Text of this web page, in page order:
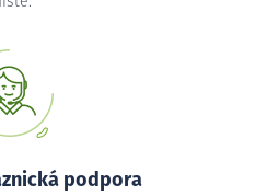
podpora